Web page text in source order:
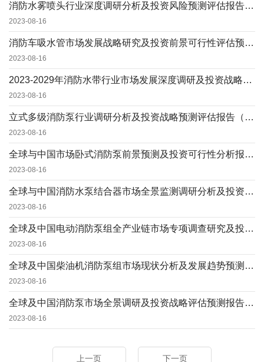
消防水雾喷头行业深度调研分析及投资风险预测评估报告（2023-2029）
2023-08-16
消防车吸水管市场发展战略研究及投资前景可行性评估预测报告（2023版）
2023-08-16
2023-2029年消防水带行业市场发展深度调研及投资战略可行性预测报告
2023-08-16
立式多级消防泵行业调研分析及投资战略预测评估报告（2023版）
2023-08-16
全球与中国市场卧式消防泵前景预测及投资可行性分析报告（2023版）
2023-08-16
全球与中国消防水泵结合器市场全景监测调研分析及投资战略可行性评估预测报告（2023版）
2023-08-16
全球及中国电动消防泵组全产业链市场专项调查研究及投资战略可行性报告（2023版）
2023-08-16
全球及中国柴油机消防泵组市场现状分析及发展趋势预测报告（2023版）
2023-08-16
全球及中国消防泵市场全景调研及投资战略评估预测报告（2023版）
2023-08-16
上一页 下一页